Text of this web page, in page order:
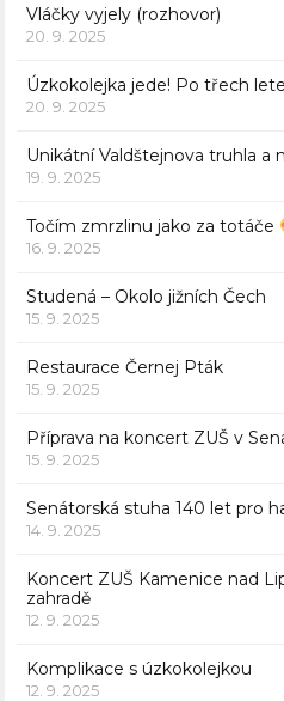
Vláčky vyjely (rozhovor)
20. 9. 2025
Úzkokolejka jede! Po třech
20. 9. 2025
Unikátní Valdštejnova truhla a
19. 9. 2025
Točím zmrzlinu jako za totáče
16. 9. 2025
Studená – Okolo jižních Čech
15. 9. 2025
Restaurace Černej Pták
15. 9. 2025
Příprava na koncert ZUŠ v
15. 9. 2025
Senátorská stuha 140 let pro
14. 9. 2025
Koncert ZUŠ Kamenice nad
zahradě
12. 9. 2025
Komplikace s úzkokolejkou
12. 9. 2025